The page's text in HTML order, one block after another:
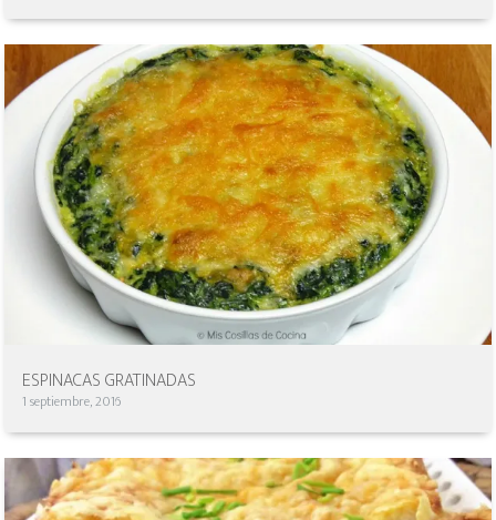
ESPINACAS GRATINADAS
1 septiembre, 2016